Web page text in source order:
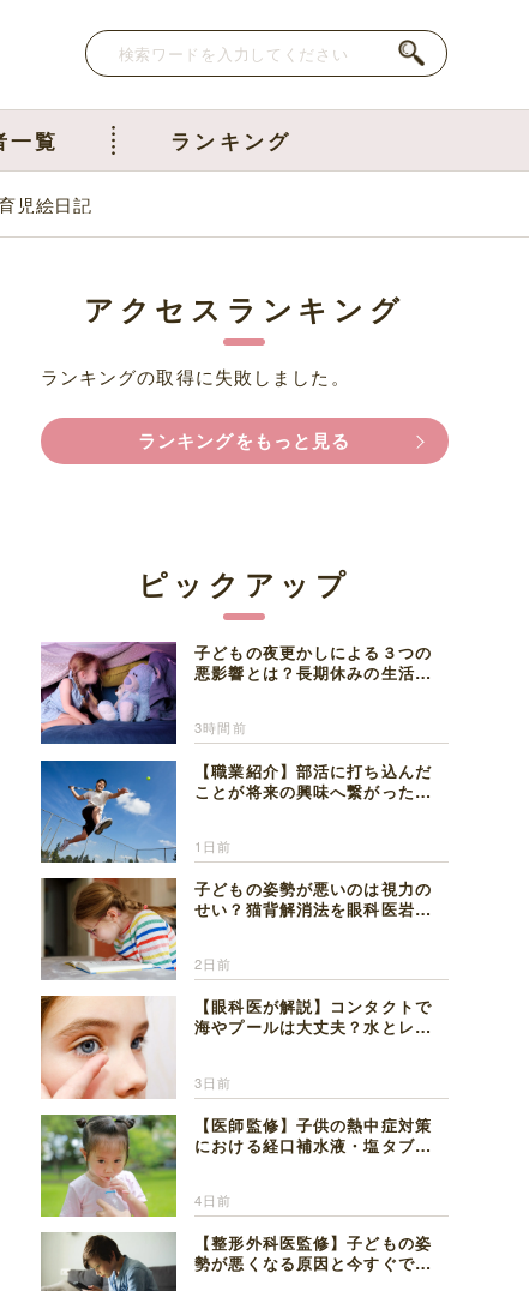
一覧 ランキング
児絵日記
アクセスランキング
ランキングの取得に失敗しました。
ランキングをもっと見る
ピックアップ
子どもの夜更かしによる３つの
悪影響とは？長期休みの生活リ
3時間前
【職業紹介】部活に打ち込んだ
ことが将来の興味へ繋がった。
1日前
子どもの姿勢が悪いのは視力の
せい？猫背解消法を眼科医岩見
2日前
【眼科医が解説】コンタクトで
海やプールは大丈夫？水とレン
3日前
【医師監修】子供の熱中症対策
における経口補水液・塩タブレ
4日前
【整形外科医監修】子どもの姿
勢が悪くなる原因と今すぐでき